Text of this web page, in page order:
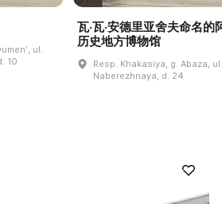
ul.
10
瓦·瓦·安德里亚舍夫命名的
历史地方博物馆
Resp. Khakasiya, g. Abaza, ul.
Naberezhnaya, d. 24